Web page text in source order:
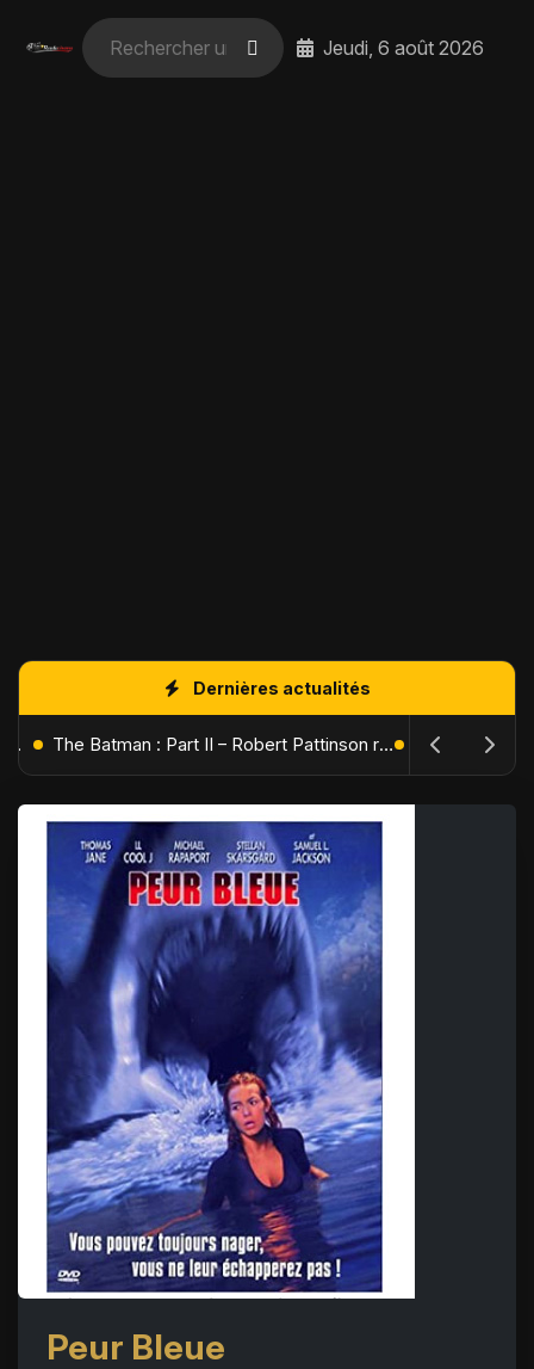
Jeudi, 6 août 2026
Dernières actualités
L'Âge de Glace : Le Réveil du Volcan – Manny, Sid et Diego de retour pour une aventure explosive The Batman : Part II – Robert Pattinson replonge dans les ténèbres de Gotham dès octobre 2027
Peur Bleue